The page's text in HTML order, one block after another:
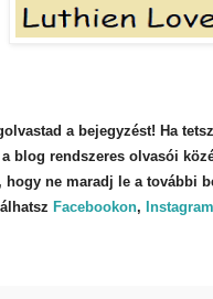
a bejegyzést! Ha
blog rendszeres olvasói
hogy ne maradj le a további
Facebookon,